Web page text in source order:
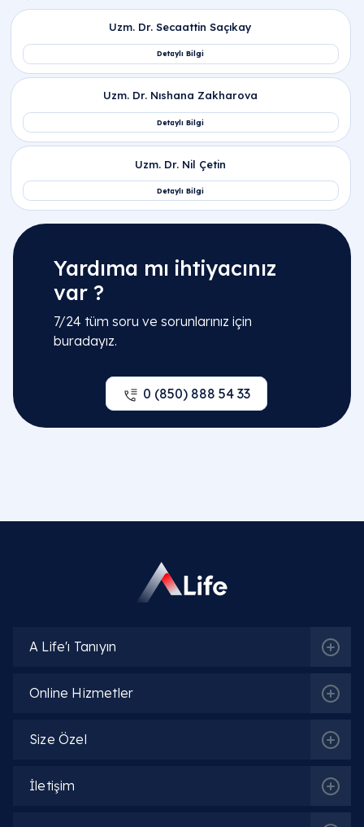
Yardıma mı ihtiyacınız
var ?
7/24 tüm soru ve sorunlarınız için
buradayız.
0 (850) 888 54 33
A Life'ı Tanıyın
Online Hizmetler
Size Özel
İletişim